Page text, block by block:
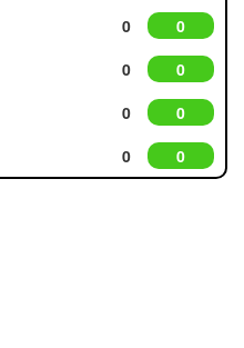
0 0
0 0
0 0
0 0